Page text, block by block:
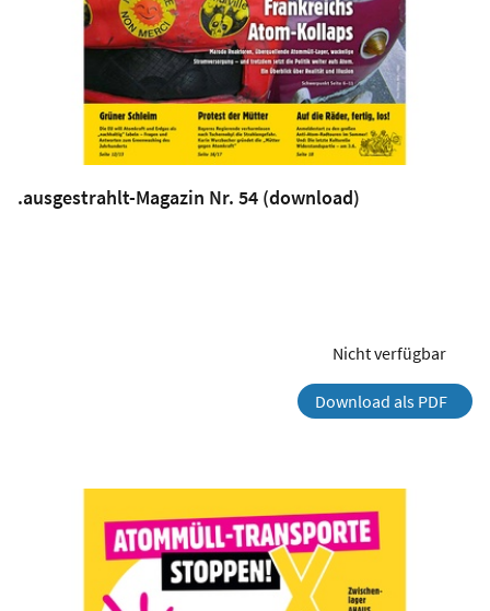
.ausgestrahlt-Magazin Nr. 54 (download)
Nicht verfügbar
Download als PDF